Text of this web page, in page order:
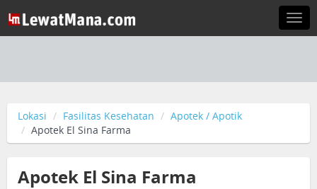
Lokasi Fasilitas Kesehatan
Apotek / Apotik
Apotek El Sina Farma
Apotek El Sina Farma